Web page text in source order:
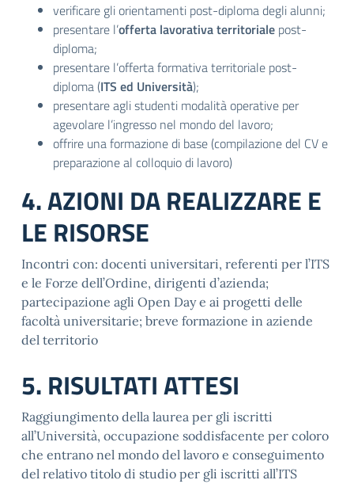
verificare gli orientamenti post-diploma degli alunni;
presentare l’offerta lavorativa territoriale post-
diploma;
presentare l’offerta formativa territoriale post-
diploma (ITS ed Università);
presentare agli studenti modalità operative per
agevolare l’ingresso nel mondo del lavoro;
offrire una formazione di base (compilazione del CV e
preparazione al colloquio di lavoro)
4. AZIONI DA REALIZZARE E
LE RISORSE
Incontri con: docenti universitari, referenti per l’ITS
e le Forze dell’Ordine, dirigenti d’azienda;
partecipazione agli Open Day e ai progetti delle
facoltà universitarie; breve formazione in aziende
del territorio
5. RISULTATI ATTESI
Raggiungimento della laurea per gli iscritti
all’Università, occupazione soddisfacente per coloro
che entrano nel mondo del lavoro e conseguimento
del relativo titolo di studio per gli iscritti all’ITS